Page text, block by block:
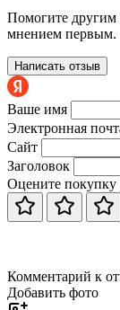
Помогите другим
мнением первым.
Написать отзыв
Ваше имя
Электронная
Сайт
Заголовок
Оцените покупку
Комментарий к
Добавить фото